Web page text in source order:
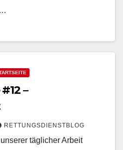
–
RETTUNGSDIENSTBLOG
täglicher Arbeit